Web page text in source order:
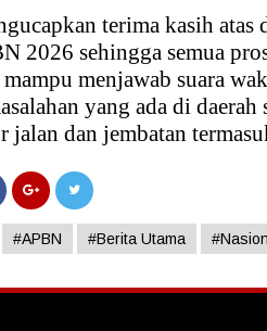
terima kasih atas
2026 sehingga semua
menjawab suara
yang ada di
jalan dan jembatan
#APBN #Berita Utama